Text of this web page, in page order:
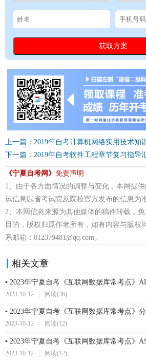
上一篇：2019年自考计算机网络实用技术知
下一篇：2019年自考软件工程章节复习指导
《宁夏自考网》 免责声明
1、由于各方面情况的调整与变化，本网提
试信息以省考试院及院校官方发布的信息为准
2、本网信息来源为其他媒体的稿件转载，
目的，版权归原作者所有，如有内容与版权
系邮箱：812379481@qq.com。
相关文章
▪ 2023年宁夏自考《互联网数据库常考点》
2023-10-12 阅读(36)
▪ 2023年宁夏自考《互联网数据库常考点》
2023-10-12 阅读(12)
▪ 2023年宁夏自考《互联网数据库常考点》
2023-10-12 阅读(12)